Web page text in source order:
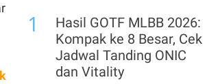
Rancangan POJK New
RBC Asuransi,
Ditargetkan Terbit pada
2026
1
Hasil GOTF MLBB 2026:
Kompak ke 8 Besar, Cek
Jadwal Tanding ONIC
dan Vitality